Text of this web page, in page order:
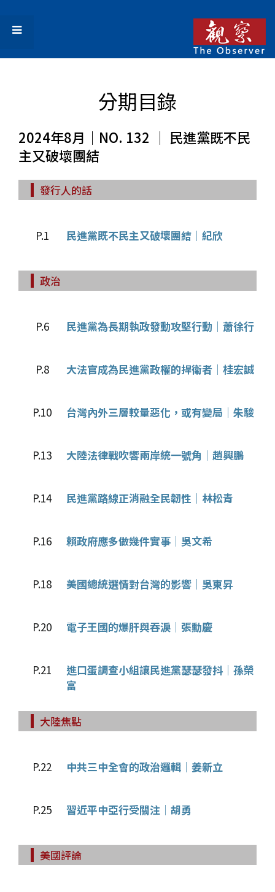
分期目錄
2024年8月｜NO. 132 │ 民進黨既不民
主又破壞團結
發行人的話
P.1 民進黨既不民主又破壞團結│紀欣
政治
P.6 民進黨為長期執政發動攻堅行動│蕭徐行
P.8 大法官成為民進黨政權的捍衛者│桂宏誠
P.10 台灣內外三層較量惡化，或有變局│朱駿
P.13 大陸法律戰吹響兩岸統一號角│趙興鵬
P.14 民進黨路線正消融全民韌性│林松青
P.16 賴政府應多做幾件實事│吳文希
P.18 美國總統選情對台灣的影響│吳東昇
P.20 電子王國的爆肝與吞淚│張勳慶
P.21
進口蛋調查小組讓民進黨瑟瑟發抖│孫榮
富
大陸焦點
P.22 中共三中全會的政治邏輯│姜新立
P.25 習近平中亞行受關注│胡勇
美國評論